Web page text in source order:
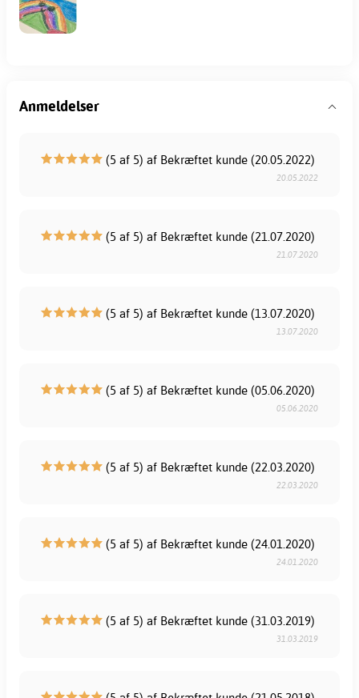
Anmeldelser
(5 af 5) af Bekræftet kunde (20.05.2022)
20.05.2022
(5 af 5) af Bekræftet kunde (21.07.2020)
21.07.2020
(5 af 5) af Bekræftet kunde (13.07.2020)
13.07.2020
(5 af 5) af Bekræftet kunde (05.06.2020)
05.06.2020
(5 af 5) af Bekræftet kunde (22.03.2020)
22.03.2020
(5 af 5) af Bekræftet kunde (24.01.2020)
24.01.2020
(5 af 5) af Bekræftet kunde (31.03.2019)
31.03.2019